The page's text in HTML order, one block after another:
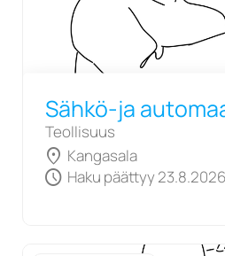
Sähkö-ja
Teollisuus
location_on Kangasala
schedule Haku päättyy 23.8.2026